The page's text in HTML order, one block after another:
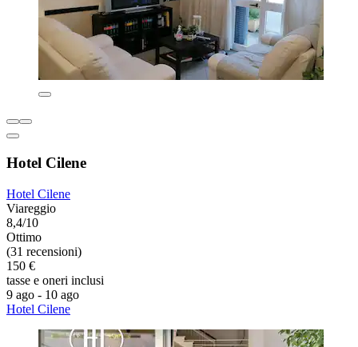
Hotel Cilene
Hotel Cilene
Viareggio
8,4/10
Ottimo
(31 recensioni)
150 €
tasse e oneri inclusi
9 ago - 10 ago
Hotel Cilene